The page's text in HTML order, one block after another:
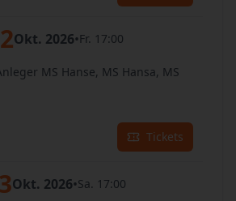
Okt. 2026•Fr. 17:00
MS Hanse, MS Hansa, MS
Tickets
Okt. 2026•Sa. 17:00